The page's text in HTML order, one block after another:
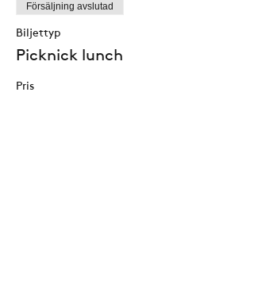
Försäljning avslutad
Biljettyp
Picknick lunch
Pris